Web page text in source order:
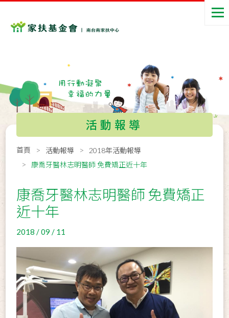
活動報導
首頁 活動報導
2018年活動報導
康喬牙醫林志明醫師 免費矯正近十年
康喬牙醫林志明醫師 免費矯正
近十年
2018 / 09 / 11